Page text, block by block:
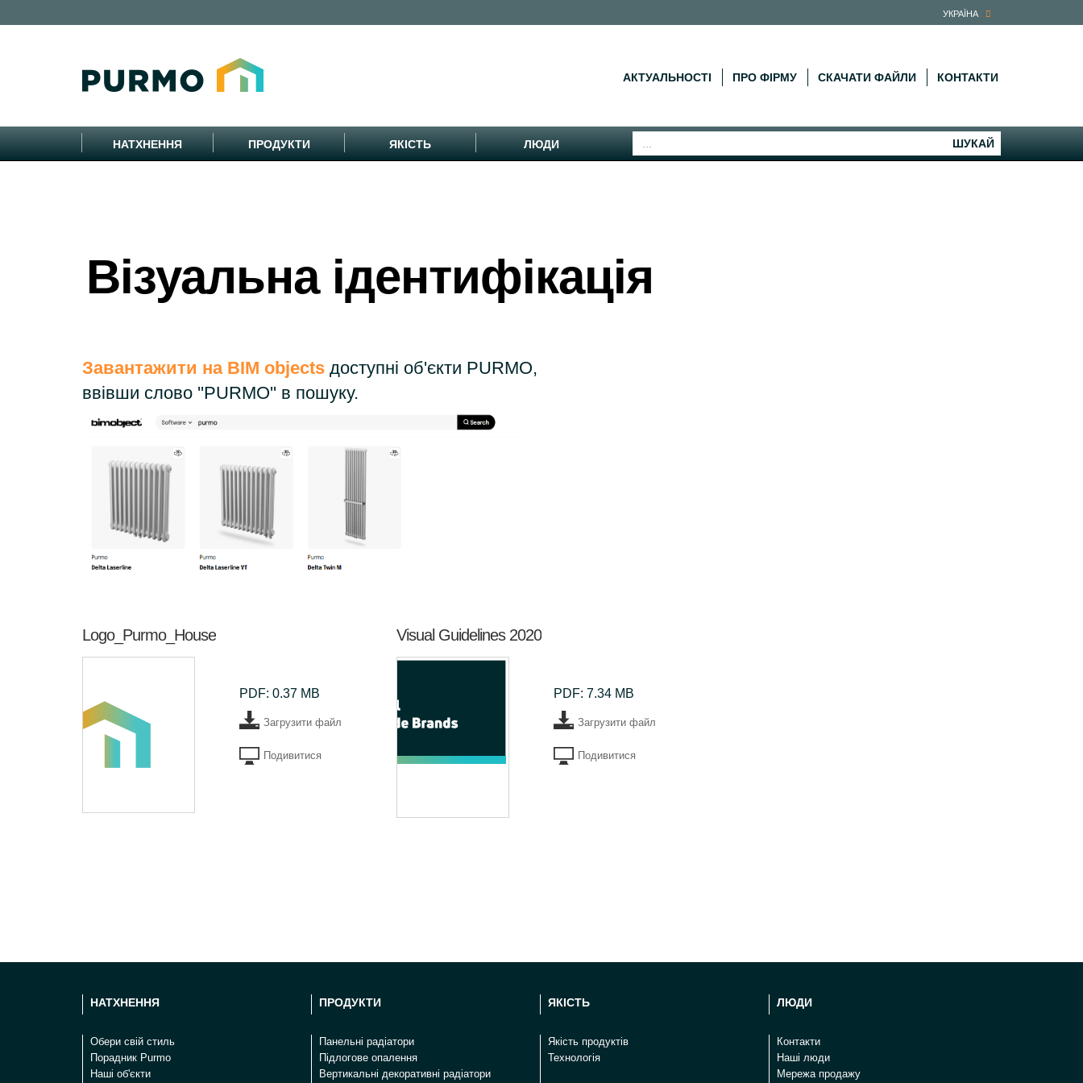
УКРАЇНА
АКТУАЛЬНОСТІ ПРО ФІРМУ СКАЧАТИ ФАЙЛИ КОНТАКТИ
ШУКАЙ
НАТХНЕННЯ ПРОДУКТИ ЯКІСТЬ ЛЮДИ
Візуальна ідентифікація
Завантажити на BIM objects доступні об'єкти PURMO,
ввівши слово ''PURMO'' в пошуку.
Logo_Purmo_House
PDF: 0.37 MB
Загрузити файл
Подивитися
Visual Guidelines 2020
PDF: 7.34 MB
Загрузити файл
Подивитися
НАТХНЕННЯ
Oбери свій стиль
Порадник Purmo
Наші об'єкти
ПРОДУКТИ
Панельні радіатори
Підлогове опалення
Вертикальні декоративні радіатори
ЯКІСТЬ
Якість продуктів
Технологія
ЛЮДИ
Контакти
Наші люди
Мережа продажу